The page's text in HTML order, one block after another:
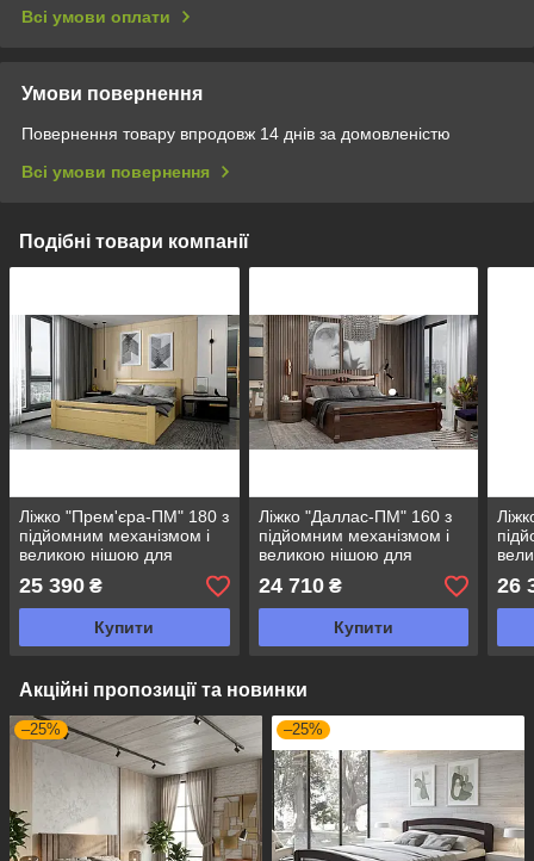
Всі умови оплати
Умови повернення
Повернення товару впродовж 14 днів за домовленістю
Всі умови повернення
Подібні товари компанії
Ліжко "Прем'єра-ПМ" 180 з
підйомним механізмом і
великою нішою для
зберігання речей
25 390 ₴
Купити
Ліжко "Даллас-ПМ" 160 з
підйомним механізмом і
великою нішою для
зберігання речей
24 710₴
Купити
26
Акційні пропозиції та новинки
–25% –25%